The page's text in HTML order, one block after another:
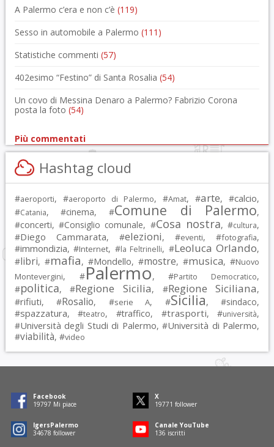
A Palermo c’era e non c’è (119)
Sesso in automobile a Palermo (111)
Statistiche commenti (57)
402esimo “Festino” di Santa Rosalia (54)
Un covo di Messina Denaro a Palermo? Fabrizio Corona
posta la foto (54)
Più commentati
Hashtag cloud
#aeroporti, #aeroporto di Palermo, #Amat, #arte, #calcio,
#Catania, #cinema, #Comune di Palermo,
#concerti, #Consiglio comunale, #Cosa nostra, #cultura,
#Diego Cammarata, #elezioni, #eventi, #fotografia,
#immondizia, #Internet, #la Feltrinelli, #Leoluca Orlando,
#libri, #mafia, #Mondello, #mostre, #musica, #Nuovo
Montevergini, #Palermo, #Partito Democratico,
#politica, #Regione Sicilia, #Regione Siciliana,
#rifiuti, #Rosalio, #serie A, #Sicilia, #sindaco,
#spazzatura, #teatro, #traffico, #trasporti, #università,
#Università degli Studi di Palermo, #Università di Palermo,
#viabilità, #video
Facebook
19797 Mi piace
X
19771 follower
IgersPalermo
34678 follower
Canale YouTube
136 iscritti